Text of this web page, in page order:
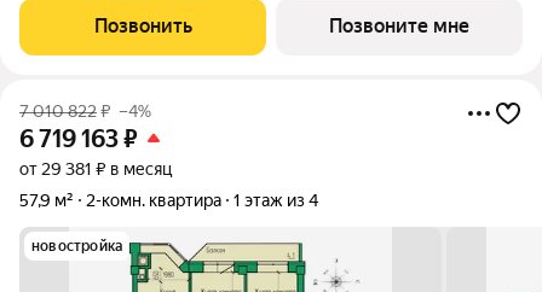
Позвонить Позвоните мне
7 010 822₽ –4%
6 719 163₽
от 29 381 ₽ в месяц
57,9 м²
2-комн. квартира 1 этаж из 4
новостройка